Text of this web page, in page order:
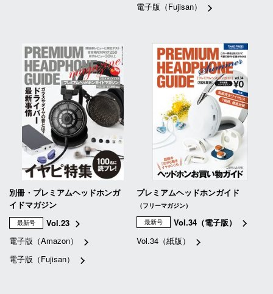
電子版（Fujisan）
別冊・プレミアムヘッドホンガ
イドマガジン
最新号
Vol.23
電子版（Amazon）
電子版（Fujisan）
プレミアムヘッドホンガイド
（フリーマガジン）
最新号
Vol.34（電子版）
Vol.34（紙版）